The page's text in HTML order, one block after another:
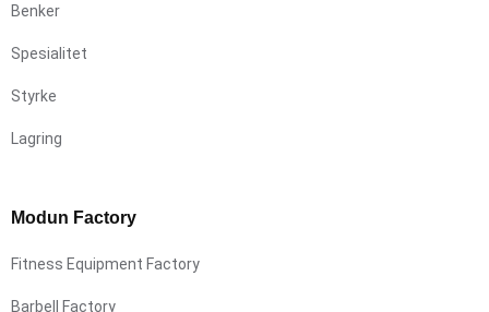
Benker
Spesialitet
Styrke
Lagring
Modun Factory
Fitness Equipment Factory
Barbell Factory